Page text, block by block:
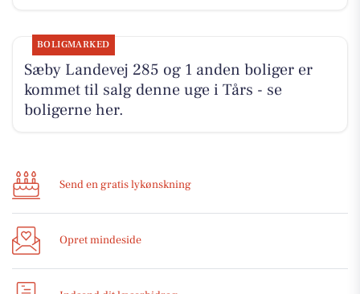
BOLIGMARKED
Sæby Landevej 285 og 1 anden boliger er
kommet til salg denne uge i Tårs - se
boligerne her.
Send en gratis lykønskning
Opret mindeside